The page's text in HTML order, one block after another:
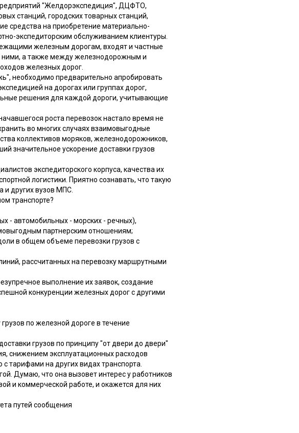
"Желдорэкспедиция", ДЦФТО,
станций, городских товарных станций,
средства на приобретение материально-
экспедиторским обслуживанием клиентуры.
железным дорогам, входят и частные
ними, а также между железнодорожным и
железных дорог.
необходимо предварительно апробировать
на дорогах или группах дорог,
решения для каждой дороги, учитывающие
роста перевозок настало время не
во многих случаях взаимовыгодные
коллективов моряков, железнодорожников,
значительное ускорение доставки грузов
экспедиторского корпуса, качества их
логистики. Приятно сознавать, что такую
и других вузов МПС.
транспорте?
- автомобильных - морских - речных),
партнерским отношениям;
в общем объеме перевозки грузов с
рассчитанных на перевозку маршрутными
выполнение их заявок, создание
конкуренции железных дорог с другими
по железной дороге в течение
грузов по принципу "от двери до двери"
снижением эксплуатационных расходов
тарифами на других видах транспорта.
Думаю, что она вызовет интерес у работников
и коммерческой работе, и окажется для них
путей сообщения